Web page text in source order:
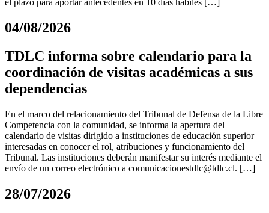
el plazo para aportar antecedentes en 10 días hábiles […]
04/08/2026
TDLC informa sobre calendario para la
coordinación de visitas académicas a sus
dependencias
En el marco del relacionamiento del Tribunal de Defensa de la Libre
Competencia con la comunidad, se informa la apertura del
calendario de visitas dirigido a instituciones de educación superior
interesadas en conocer el rol, atribuciones y funcionamiento del
Tribunal. Las instituciones deberán manifestar su interés mediante el
envío de un correo electrónico a comunicacionestdlc@tdlc.cl. […]
28/07/2026